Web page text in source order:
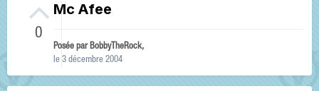
0
Mc Afee
Posée parBobbyTheRock,
le 3 décembre 2004